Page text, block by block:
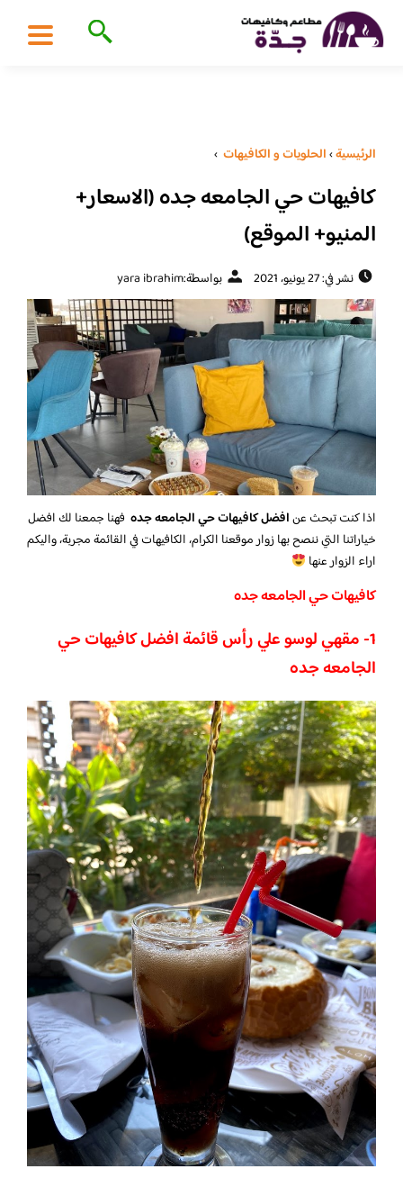
الرئيسية›الحلويات و الكافيهات ‎ ›
كافيهات حي الجامعه جده (الاسعار+
المنيو+ الموقع)
نشر في: 27 يونيو، 2021 بواسطة:yara ibrahim
اذا كنت تبحث عنافضل كافيهات حي الجامعه جده فهنا جمعنا لك افضل
خياراتنا التي ننصح بها زوار موقعنا الكرام، الكافيهات في القائمة مجربة، واليكم
اراء الزوار عنها
كافيهات حي الجامعه جده
1- مقهي لوسو علي رأس قائمة افضل كافيهات حي
الجامعه جده